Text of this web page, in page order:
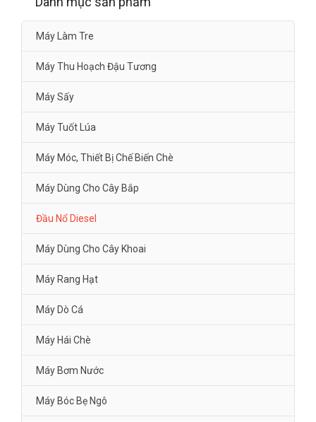
Máy Làm Tre
Máy Thu Hoạch Đậu Tương
Máy Sấy
Máy Tuốt Lúa
Máy Móc, Thiết Bị Chế Biến Chè
Máy Dùng Cho Cây Bắp
Đầu Nổ Diesel
Máy Dùng Cho Cây Khoai
Máy Rang Hạt
Máy Dò Cá
Máy Hái Chè
Máy Bơm Nước
Máy Bóc Bẹ Ngô